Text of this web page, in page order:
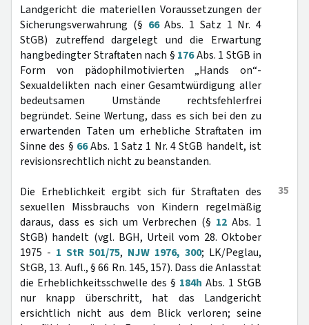
Landgericht die materiellen Voraussetzungen der
Sicherungsverwahrung (§ 66Abs. 1 Satz 1 Nr. 4
StGB) zutreffend dargelegt und die Erwartung
hangbedingter Straftaten nach § 176Abs. 1 StGB in
Form von pädophilmotivierten „Hands on“-
Sexualdelikten nach einer Gesamtwürdigung aller
bedeutsamen Umstände rechtsfehlerfrei
begründet. Seine Wertung, dass es sich bei den zu
erwartenden Taten um erhebliche Straftaten im
Sinne des § 66Abs. 1 Satz 1 Nr. 4 StGB handelt, ist
revisionsrechtlich nicht zu beanstanden.
35
Die Erheblichkeit ergibt sich für Straftaten des
sexuellen Missbrauchs von Kindern regelmäßig
daraus, dass es sich um Verbrechen (§ 12 Abs. 1
StGB) handelt (vgl. BGH, Urteil vom 28. Oktober
1975 - 1 StR 501/75, NJW 1976, 300; LK/Peglau,
StGB, 13. Aufl., § 66 Rn. 145, 157). Dass die Anlasstat
die Erheblichkeitsschwelle des § 184h Abs. 1 StGB
nur knapp überschritt, hat das Landgericht
ersichtlich nicht aus dem Blick verloren; seine